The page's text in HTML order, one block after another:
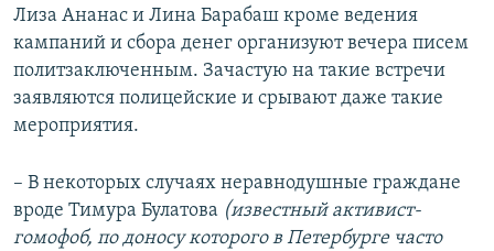
Лиза Ананас и Лина Барабаш кроме ведения
кампаний и сбора денег организуют вечера писем
политзаключенным. Зачастую на такие встречи
заявляются полицейские и срывают даже такие
мероприятия.
– В некоторых случаях неравнодушные граждане
вроде Тимура Булатова (известный активист-
гомофоб, по доносу которого в Петербурге часто